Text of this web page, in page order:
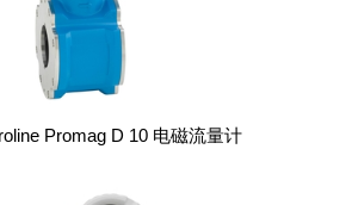
Promag D 10 电磁流量计